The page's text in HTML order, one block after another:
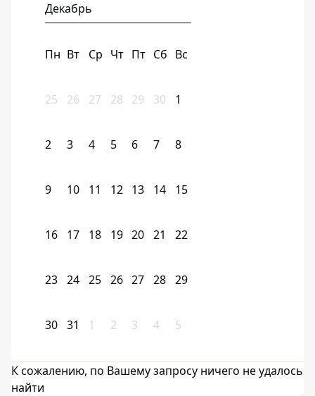
Декабрь
Пн Вт Ср Чт Пт Сб Вс
25 26 27 28 29 30 1
2 3 4 5 6 7 8
9 10 11 12 13 14 15
16 17 18 19 20 21 22
23 24 25 26 27 28 29
30 31 1 2 3 4 5
К сожалению, по Вашему запросу ничего не удалось
найти